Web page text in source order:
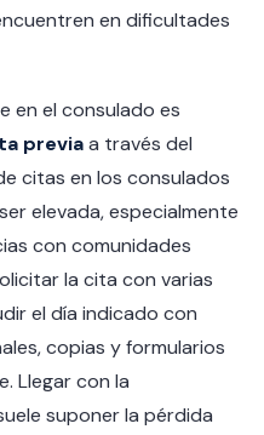
en dificultades
en el consulado es
previaa través del
citas en los consulados
elevada, especialmente
con comunidades
la cita con varias
el día indicado con
copias y formularios
Llegar con la
suponer la pérdida